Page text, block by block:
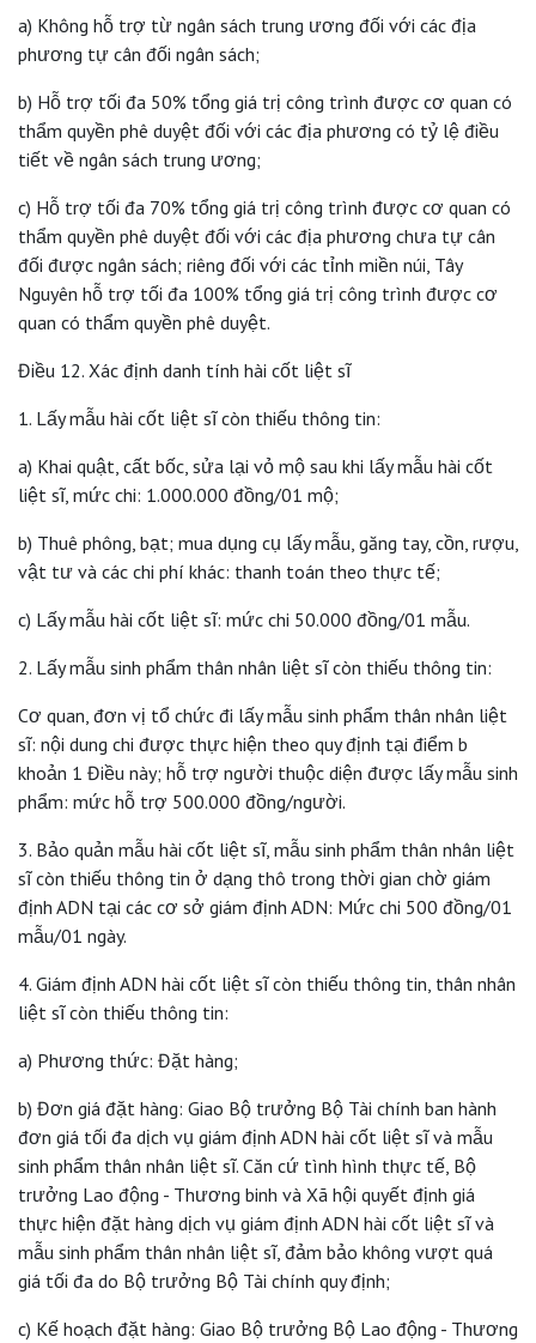
a) Không hỗ trợ từ ngân sách trung ương đối với các địa
phương tự cân đối ngân sách;
b) Hỗ trợ tối đa 50% tổng giá trị công trình được cơ quan có
thẩm quyền phê duyệt đối với các địa phương có tỷ lệ điều
tiết về ngân sách trung ương;
c) Hỗ trợ tối đa 70% tổng giá trị công trình được cơ quan có
thẩm quyền phê duyệt đối với các địa phương chưa tự cân
đối được ngân sách; riêng đối với các tỉnh miền núi, Tây
Nguyên hỗ trợ tối đa 100% tổng giá trị công trình được cơ
quan có thẩm quyền phê duyệt.
Điều 12. Xác định danh tính hài cốt liệt sĩ
1. Lấy mẫu hài cốt liệt sĩ còn thiếu thông tin:
a) Khai quật, cất bốc, sửa lại vỏ mộ sau khi lấy mẫu hài cốt
liệt sĩ, mức chi: 1.000.000 đồng/01 mộ;
b) Thuê phông, bạt; mua dụng cụ lấy mẫu, găng tay, cồn, rượu,
vật tư và các chi phí khác: thanh toán theo thực tế;
c) Lấy mẫu hài cốt liệt sĩ: mức chi 50.000 đồng/01 mẫu.
2. Lấy mẫu sinh phẩm thân nhân liệt sĩ còn thiếu thông tin:
Cơ quan, đơn vị tổ chức đi lấy mẫu sinh phẩm thân nhân liệt
sĩ: nội dung chi được thực hiện theo quy định tại điểm b
khoản 1 Điều này; hỗ trợ người thuộc diện được lấy mẫu sinh
phẩm: mức hỗ trợ 500.000 đồng/người.
3. Bảo quản mẫu hài cốt liệt sĩ, mẫu sinh phẩm thân nhân liệt
sĩ còn thiếu thông tin ở dạng thô trong thời gian chờ giám
định ADN tại các cơ sở giám định ADN: Mức chi 500 đồng/01
mẫu/01 ngày.
4. Giám định ADN hài cốt liệt sĩ còn thiếu thông tin, thân nhân
liệt sĩ còn thiếu thông tin:
a) Phương thức: Đặt hàng;
b) Đơn giá đặt hàng: Giao Bộ trưởng Bộ Tài chính ban hành
đơn giá tối đa dịch vụ giám định ADN hài cốt liệt sĩ và mẫu
sinh phẩm thân nhân liệt sĩ. Căn cứ tình hình thực tế, Bộ
trưởng Lao động - Thương binh và Xã hội quyết định giá
thực hiện đặt hàng dịch vụ giám định ADN hài cốt liệt sĩ và
mẫu sinh phẩm thân nhân liệt sĩ, đảm bảo không vượt quá
giá tối đa do Bộ trưởng Bộ Tài chính quy định;
c) Kế hoạch đặt hàng: Giao Bộ trưởng Bộ Lao động - Thương